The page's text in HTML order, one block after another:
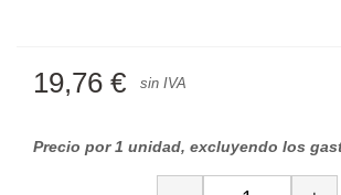
19,76 € sin IVA
Precio por 1 unidad, excluyendo los
Cantidad